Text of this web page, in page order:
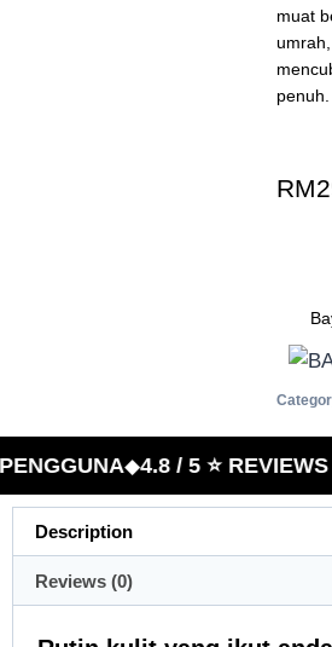
muat
penuh.
RM
◆4.8 / 5 ⭐ REVIEWS
Description
Reviews (0)